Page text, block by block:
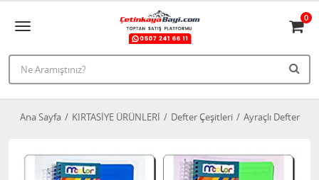
0
Ana Sayfa KIRTASİYE ÜRÜNLERİ Defter Çeşitleri Ayraçlı Defter